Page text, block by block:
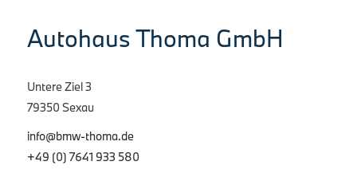
Autohaus Thoma GmbH
Untere Ziel 3
79350 Sexau
info@bmw-thoma.de
+49 (0) 7641 933 580